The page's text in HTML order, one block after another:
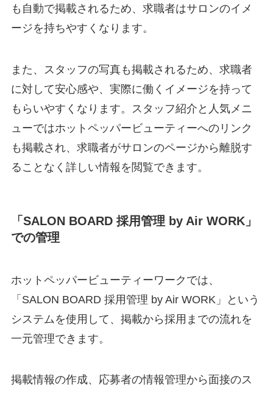
も自動で掲載されるため、求職者はサロンのイメ
ージを持ちやすくなります。
また、スタッフの写真も掲載されるため、求職者
に対して安心感や、実際に働くイメージを持って
もらいやすくなります。スタッフ紹介と人気メニ
ューではホットペッパービューティーへのリンク
も掲載され、求職者がサロンのページから離脱す
ることなく詳しい情報を閲覧できます。
「SALON BOARD 採用管理 by Air WORK」
での管理
ホットペッパービューティーワークでは、
「SALON BOARD 採用管理 by Air WORK」という
システムを使用して、掲載から採用までの流れを
一元管理できます。
掲載情報の作成、応募者の情報管理から面接のス